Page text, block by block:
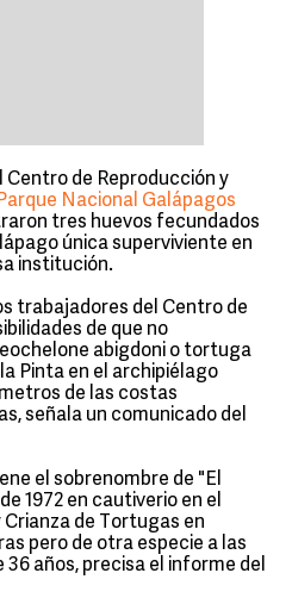
Centro de Reproducción y
Parque Nacional Galápagos
tres huevos fecundados
única superviviente en
institución.
trabajadores del Centro de
de que no
abigdoni o tortuga
Pinta en el archipiélago
de las costas
señala un comunicado del
el sobrenombre de "El
1972 en cautiverio en el
de Tortugas en
pero de otra especie a las
años, precisa el informe del